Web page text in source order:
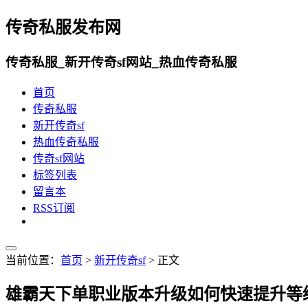
传奇私服发布网
传奇私服_新开传奇sf网站_热血传奇私服
首页
传奇私服
新开传奇sf
热血传奇私服
传奇sf网站
标签列表
留言本
RSS订阅
当前位置： 首页 > 新开传奇sf> 正文
雄霸天下单职业版本升级如何快速提升等